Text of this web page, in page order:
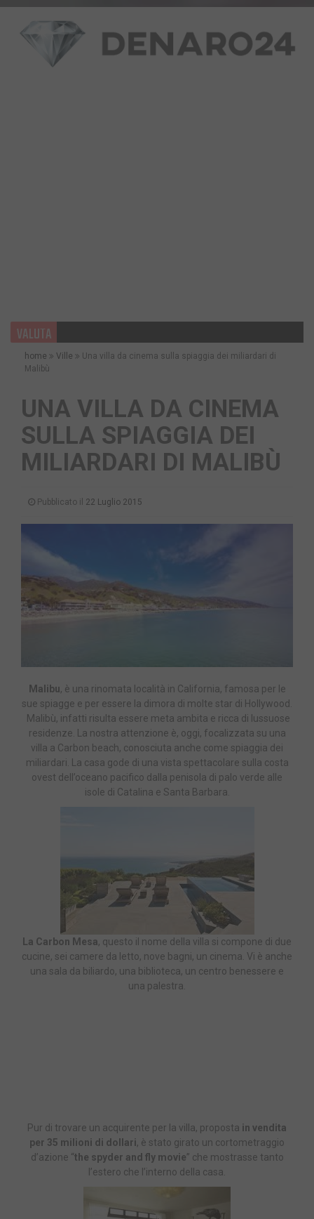
VALUTA
home Ville
Una villa da cinema sulla spiaggia dei miliardari di
Malibù
UNA VILLA DA CINEMA
SULLA SPIAGGIA DEI
MILIARDARI DI MALIBÙ
Pubblicato il 22 Luglio 2015
Malibu, è una rinomata località in California, famosa per le
sue spiagge e per essere la dimora di molte star di Hollywood.
Malibù, infatti risulta essere meta ambita e ricca di lussuose
residenze. La nostra attenzione è, oggi, focalizzata su una
villa a Carbon beach, conosciuta anche come spiaggia dei
miliardari. La casa gode di una vista spettacolare sulla costa
ovest dell’oceano pacifico dalla penisola di palo verde alle
isole di Catalina e Santa Barbara.
La Carbon Mesa, questo il nome della villa si compone di due
cucine, sei camere da letto, nove bagni, un cinema. Vi è anche
una sala da biliardo, una biblioteca, un centro benessere e
una palestra.
Pur di trovare un acquirente per la villa, proposta in vendita
per 35 milioni di dollari, è stato girato un cortometraggio
d’azione “the spyder and fly movie” che mostrasse tanto
l’estero che l’interno della casa.